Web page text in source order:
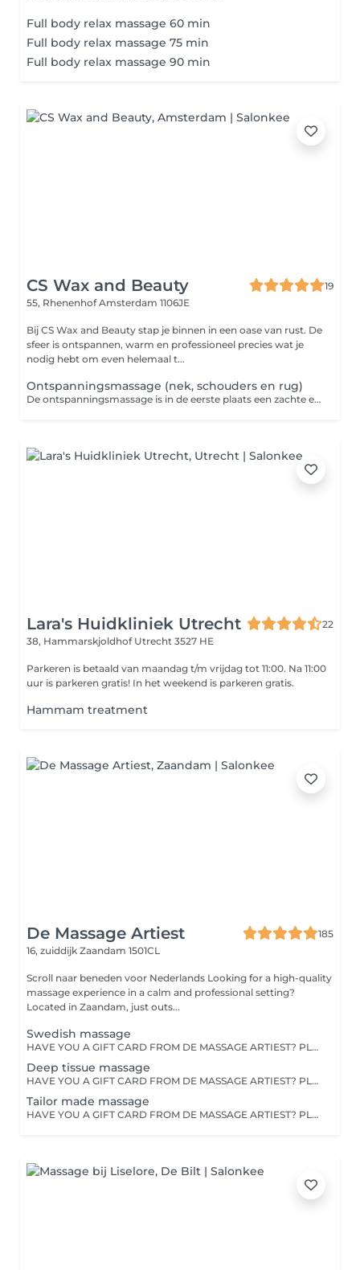
Full body relax massage 60 min
Full body relax massage 75 min
Full body relax massage 90 min
CS Wax and Beauty
19
55, RhenenhofAmsterdam 1106JE
Bij CS Wax and Beauty stap je binnen in een oase van rust. De
sfeer is ontspannen, warm en professioneel precies wat je
nodig hebt om even helemaal t...
Ontspanningsmassage (nek, schouders en rug)
De ontspanningsmassage is in de eerste plaats een zachte en rustige variant van de klassieke massage en bestemd voor diegenen die hun spieren en lichaam op een vriendelijke manier willen ontspannen. Een ontspannen lichaam zorgt tegelijk voor mentale ontspanning. Een regelmatige ontspanningsmassage werkt ook preventief omdat het lichaam deze ontspanning opslaat in het lichaamsgeheugen en hier steeds makkelijker aan kan refereren.
Lara's Huidkliniek Utrecht
22
38, Hammarskjoldhof Utrecht 3527 HE
Parkeren is betaald van maandag t/m vrijdag tot 11:00. Na 11:00
uur is parkeren gratis! In het weekend is parkeren gratis.
Hammam treatment
De Massage Artiest
185
16, zuiddijk Zaandam 1501CL
Scroll naar beneden voor Nederlands Looking for a high-quality
massage experience in a calm and professional setting?
Located in Zaandam, just outs...
Swedish massage
HAVE YOU A GIFT CARD FROM DE MASSAGE ARTIEST? PLEASE WHATSAPP THE SALON ON 0636309738 TO MAKE AN APPOINTMENT. This massage can clear your body of all built up stress. A state of relaxation calms the body and mind. It is therapeutically beneficial by relieving muscle tension and increasing happy hormones. This massage usually consists of light to medium pressure.
Deep tissue massage
HAVE YOU A GIFT CARD FROM DE MASSAGE ARTIEST? PLEASE WHATSAPP THE SALON ON 0636309738 TO MAKE AN APPOINTMENT A deep tissue massage is a powerful and firm massage that focuses on the deeper layers of the muscles. Tensions in the muscles and stress are kneaded away .
Tailor made massage
HAVE YOU A GIFT CARD FROM DE MASSAGE ARTIEST? PLEASE WHATSAPP THE SALON ON 0636309738 TO MAKE AN APPOINTMENT Our most popular massage.The tailor made is discussed between the client and therapist to create and design a massage specific to the clients needs. Maybe you would like more focus on the feet or the whole session focused on the upper back area.Maybe you would like some hotstones or cups encorporated into the massage. Tell us what you are looking for .